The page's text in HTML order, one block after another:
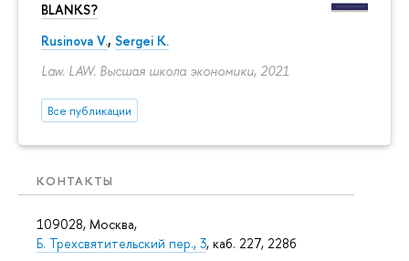
BLANKS?
Rusinova V., Sergei K.
Law. LAW. Высшая школа экономики, 2021
Все публикации
КОНТАКТЫ
109028, Москва,
Б. Трехсвятительский пер., 3, каб. 227, 228б